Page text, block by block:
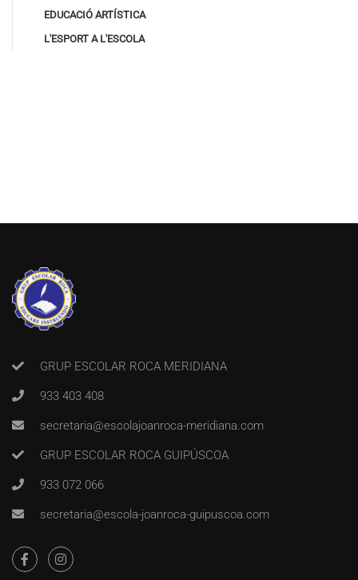
EDUCACIÓ ARTÍSTICA
L'ESPORT A L'ESCOLA
GRUP ESCOLAR ROCA MERIDIANA
933 403 408
secretaria@escolajoanroca-meridiana.com
GRUP ESCOLAR ROCA GUIPÚSCOA
933 072 066
secretaria@escola-joanroca-guipuscoa.com